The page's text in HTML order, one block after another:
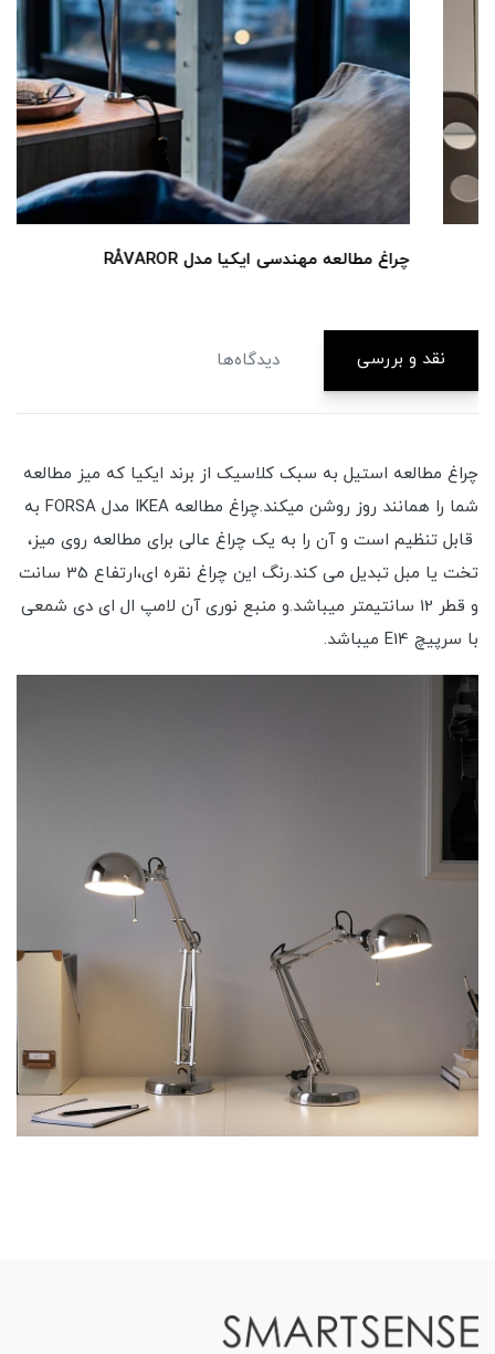
چراغ مطالعه مهندسی ایکیا مدل RÅVAROR
نقد و بررسی دیدگاه‌ها
چراغ مطالعه استیل به سبک کلاسیک از برند ایکیا که میز مطالعه
شما را همانند روز روشن میکند.چراغ مطالعه IKEA مدل FORSA به
قابل تنظیم است و آن را به یک چراغ عالی برای مطالعه روی میز،
تخت یا مبل تبدیل می کند.رنگ این چراغ نقره ای،ارتفاع 35 سانت
و قطر 12 سانتیمتر میباشد.و منبع نوری آن لامپ ال ای دی شمعی
با سرپیچ E14 میباشد.